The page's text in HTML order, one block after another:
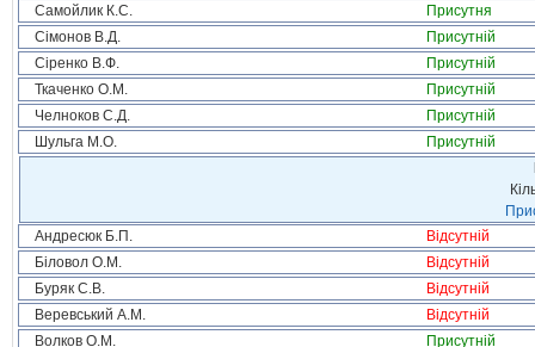
Самойлик К.С.
Присутня
Сімонов В.Д.
Присутній
Сіренко В.Ф.
Присутній
Ткаченко О.М.
Присутній
Челноков С.Д.
Присутній
Шульга М.О.
Присутній
Андресюк Б.П.
Відсутній
Біловол О.М.
Відсутній
Буряк С.В.
Відсутній
Веревський А.М.
Відсутній
Волков О.М.
Присутній